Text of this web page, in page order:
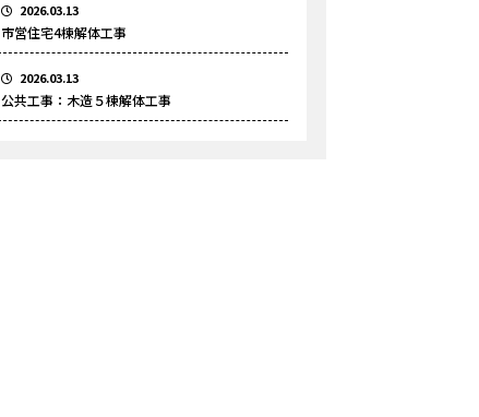
2026.03.13
市営住宅4棟解体工事
2026.03.13
公共工事：木造５棟解体工事